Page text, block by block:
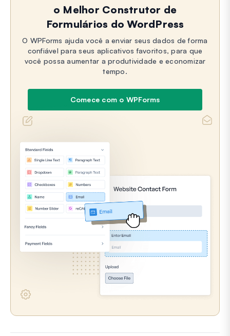
o Melhor Construtor de
Formulários do WordPress
O WPForms ajuda você a enviar seus dados de forma
confiável para seus aplicativos favoritos, para que
você possa aumentar a produtividade e economizar
tempo.
Comece com o WPForms